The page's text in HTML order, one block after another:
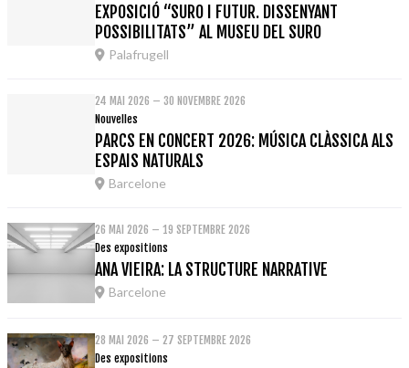
EXPOSICIÓ “SURO I FUTUR. DISSENYANT
POSSIBILITATS” AL MUSEU DEL SURO
Palafrugell
24 MAI 2026 – 30 NOVEMBRE 2026
Nouvelles
PARCS EN CONCERT 2026: MÚSICA CLÀSSICA ALS
ESPAIS NATURALS
Barcelone
26 MAI 2026 – 19 SEPTEMBRE 2026
Des expositions
ANA VIEIRA: LA STRUCTURE NARRATIVE
Barcelone
28 MAI 2026 – 27 SEPTEMBRE 2026
Des expositions